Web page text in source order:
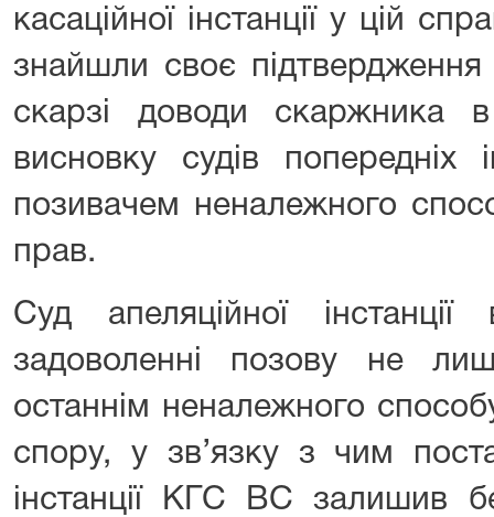
касаційної інстанції у цій
знайшли своє підтвердження
скарзі доводи скаржника
висновку судів попередніх
позивачем неналежного
прав.
Суд апеляційної
задоволенні позову не
останнім неналежного
спору, у зв’язку з чим
інстанції КГС ВС залишив